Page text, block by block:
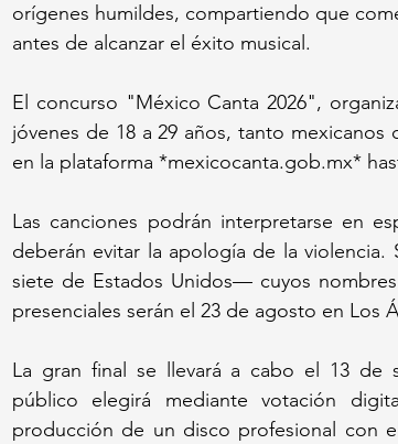
orígenes humildes, compartiendo que
antes de alcanzar el éxito musical.
El concurso "México Canta 2026",
jóvenes de 18 a 29 años, tanto
en la plataforma *mexicocanta.gob.mx*
Las canciones podrán interpretarse en
deberán evitar la apología de la
siete de Estados Unidos— cuyos
presenciales serán el 23 de agosto en Los
La gran final se llevará a cabo el 13 de
público elegirá mediante votación
producción de un disco profesional con